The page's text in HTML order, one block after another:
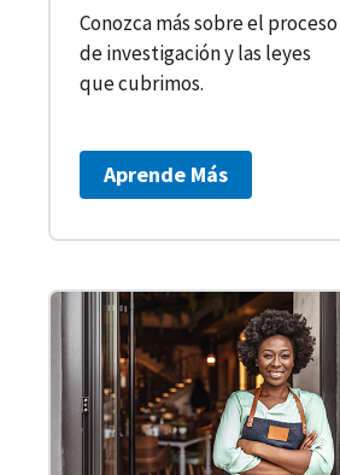
Conozca más sobre el proceso
de investigación y las leyes
que cubrimos.
Aprende Más